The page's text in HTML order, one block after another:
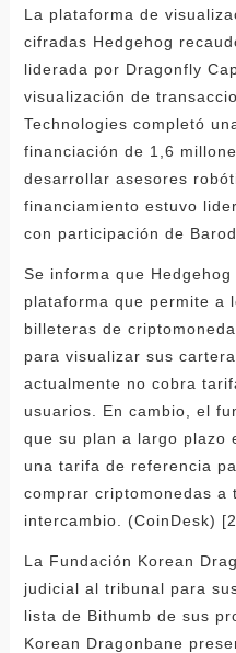
La plataforma de
cifradas Hedgehog
liderada por Dragonfly
visualización de
Technologies completó
financiación de 1,6
desarrollar asesores
financiamiento estuvo
con participación de
Se informa que
plataforma que permite a
billeteras de
para visualizar sus
actualmente no cobra
usuarios. En cambio, el
que su plan a largo plazo
una tarifa de referencia
comprar criptomonedas a
intercambio. (CoinDesk)
La Fundación Korean
judicial al tribunal para
lista de Bithumb de sus
Korean Dragonbane